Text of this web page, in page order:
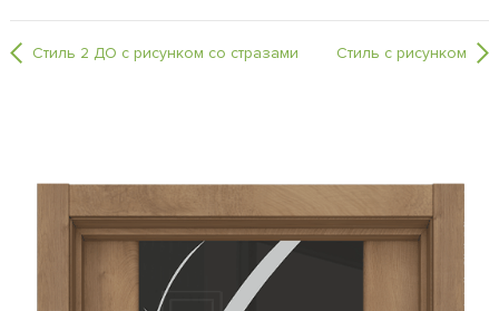
Стиль 2 ДО с рисунком со стразами Стиль с рисунком